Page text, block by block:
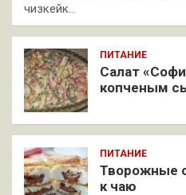
чизкейк…
ПИТАНИЕ
Салат
копченым
ПИТАНИЕ
Творожные
к чаю